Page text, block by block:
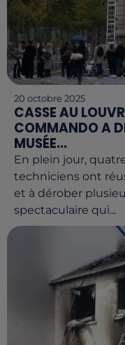
20 octobre 2025
CASSE AU
COMMANDO A
MUSÉE...
En plein jour,
techniciens ont
et à dérober
spectaculaire qui...